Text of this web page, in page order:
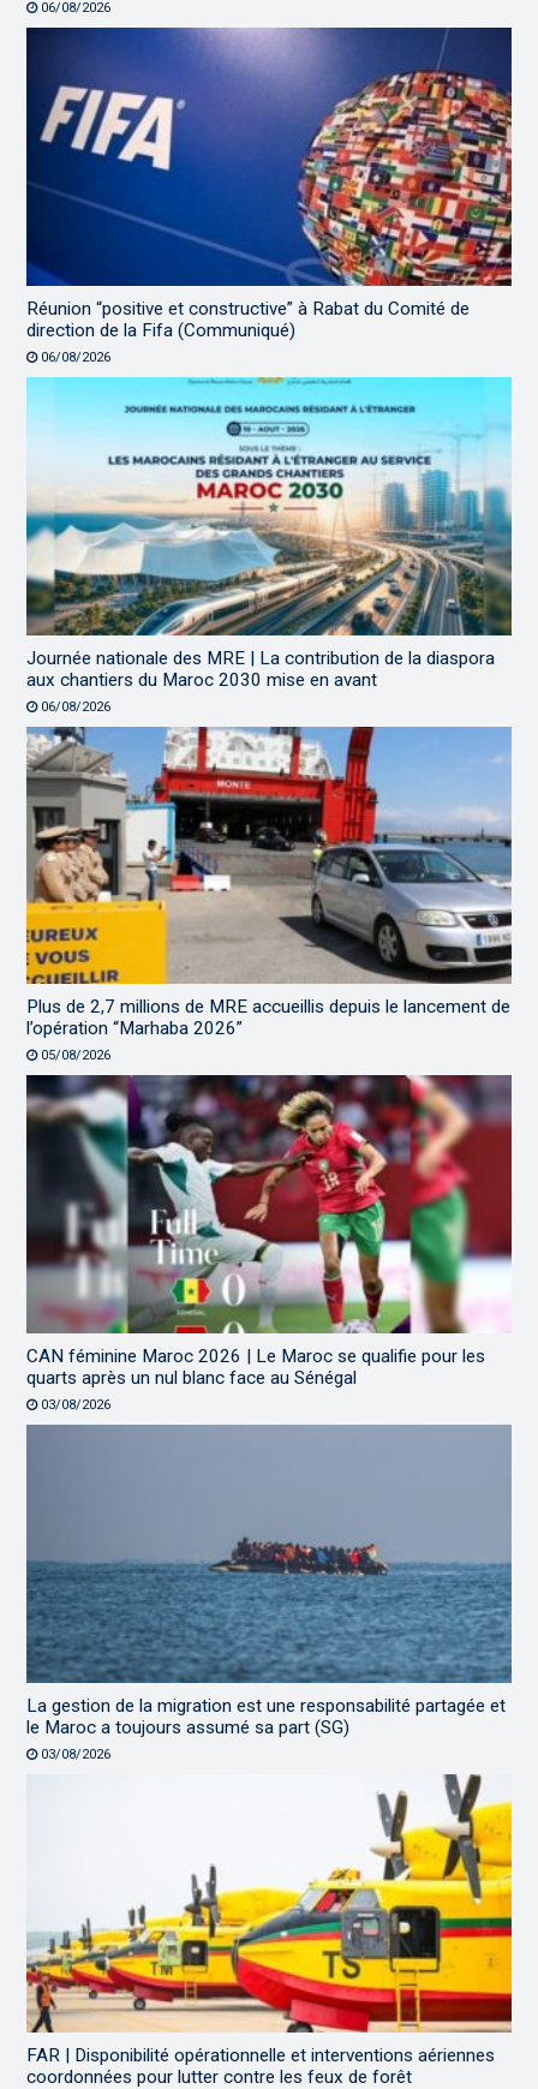
06/08/2026
Réunion “positive et constructive” à Rabat du Comité de
direction de la Fifa (Communiqué)
06/08/2026
Journée nationale des MRE | La contribution de la diaspora
aux chantiers du Maroc 2030 mise en avant
06/08/2026
Plus de 2,7 millions de MRE accueillis depuis le lancement de
l’opération “Marhaba 2026”
05/08/2026
CAN féminine Maroc 2026 | Le Maroc se qualifie pour les
quarts après un nul blanc face au Sénégal
03/08/2026
La gestion de la migration est une responsabilité partagée et
le Maroc a toujours assumé sa part (SG)
03/08/2026
FAR | Disponibilité opérationnelle et interventions aériennes
coordonnées pour lutter contre les feux de forêt